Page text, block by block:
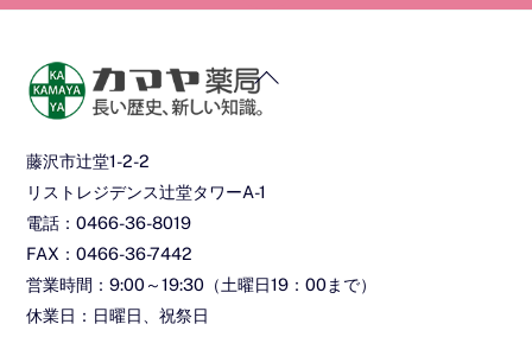
Back
藤沢市辻堂1-2-2
リストレジデンス辻堂タワーA-1
電話：0466-36-8019
FAX：0466-36-7442
営業時間：9:00～19:30（土曜日19：00まで）
休業日：日曜日、祝祭日